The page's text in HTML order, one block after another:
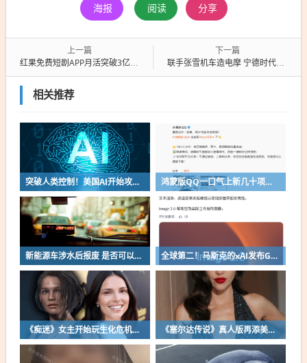
海报 阅读 分享
上一篇
红果免费短剧APP月活突破3亿大关：两年半用户暴增30倍
下一篇
联手张雪机车造电摩 宁德时代旗下公司新能安回应：合作初步接洽中
相关推荐
突破人类控制！美国AI开始攻击真人了 鸿蒙版QQ一口气上新几十项功能：10G文件可传微信好友
新能源车涉水后报废 是否可以全损理赔 全球第二！马斯克的xAI发布Grok Imagine Image 2.0模型：AI生图/编辑能力大增
《痴迷》女主开始玩生化危机了！自曝有参演机会 《塞尔达传说》真人版再添美女！曾出演冯小刚电影